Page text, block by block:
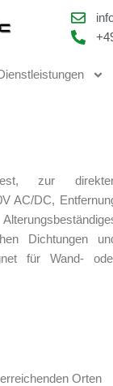
zur
AC/DC,
Dichtungen
für Wand-
Orten